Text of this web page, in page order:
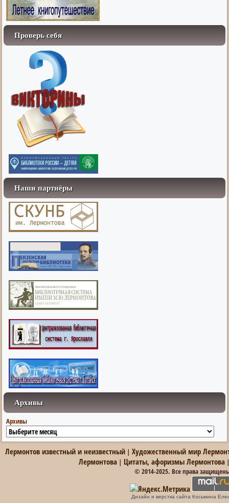
Проверь себя
Наши партнёры
Архивы
Архивы
Лермонтов известный и неизвестный |Художественный мир
Лермонтова | Цитаты, афоризмы Лермонтова
© 2014-2025. Все права
Дизайн и верстка сайта Косьмина